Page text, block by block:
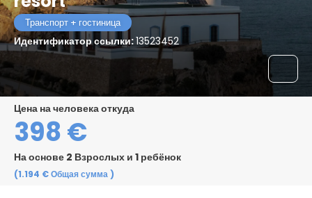
Транспорт + гостиница
Идентификатор ссылки:13523452
цена на человека откуда
398 €
На основе 2 Взрослых и 1 ребёнок
(1.194 €Общая сумма)